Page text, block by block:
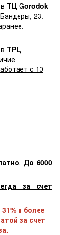
в ТЦ Gorodok
23.
в ТРЦ
с 10
До 6000
за счет
и более
за счет